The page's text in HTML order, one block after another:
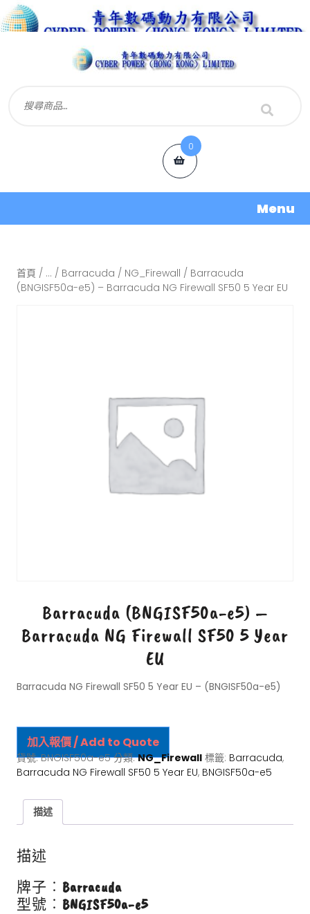
0
Menu
首頁 / ... / Barracuda / NG_Firewall / Barracuda
(BNGISF50a-e5) – Barracuda NG Firewall SF50 5 Year EU
Barracuda (BNGISF50a-e5) –
Barracuda NG Firewall SF50 5 Year
EU
Barracuda NG Firewall SF50 5 Year EU – (BNGISF50a-e5)
加入報價 / Add to Quote
貨號:BNGISF50a-e5 分類:NG_Firewall 標籤: Barracuda,
Barracuda NG Firewall SF50 5 Year EU, BNGISF50a-e5
描述
描述
牌子︰ Barracuda
型號︰ BNGISF50a-e5